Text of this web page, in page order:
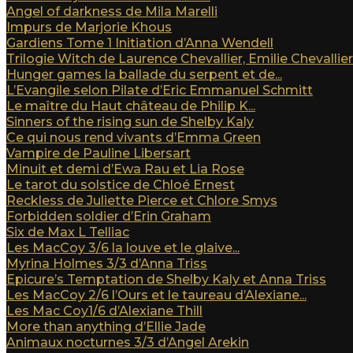
Angel of darkness de Mila Marelli
Impurs de Marjorie Khous
Gardiens Tome 1 Initiation d’Anna Wendell
Trilogie Witch de Laurence Chevallier, Emilie Chevallier
Hunger games la ballade du serpent et de...
L’Evangile selon Pilate d’Eric Emmanuel Schmitt
Le maître du Haut château de Philip K...
Sinners of the rising sun de Shelby Kaly
Ce qui nous rend vivants d’Emma Green
Vampire de Pauline Libersart
Minuit et demi d’Ewa Rau et Lia Rose
Le tarot du solstice de Chloé Ernest
Reckless de Juliette Pierce et Chlore Smys
Forbidden soldier d’Erin Graham
Six de Max L Telliac
Les MacCoy 3/6 la louve et le glaive...
Myrina Holmes 3/3 d’Anna Triss
Epicure’s Temptation de Shelby Kaly et Anna Triss
Les MacCoy 2/6 l’Ours et le taureau d’Alexiane...
Les Mac Coy1/6 d’Alexiane Thill
More than anything d’Ellie Jade
Animaux nocturnes 3/3 d’Angel Arekin